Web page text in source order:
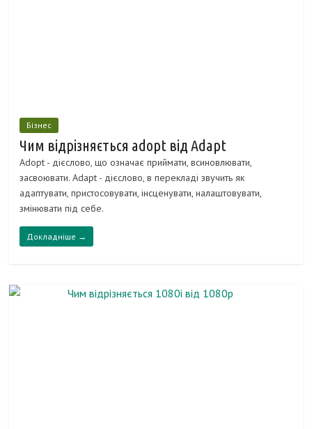
Бізнес
Чим відрізняється adopt від Adapt
Adopt - дієслово, що означає приймати, всиновлювати,
засвоювати. Adapt - дієслово, в перекладі звучить як
адаптувати, пристосовувати, інсценувати, налаштовувати,
змінювати під себе.
Докладніше →